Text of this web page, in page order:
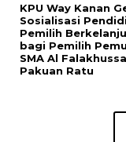
KPU Way Kanan
Sosialisasi
Pemilih
bagi Pemilih
SMA Al
Pakuan Ratu